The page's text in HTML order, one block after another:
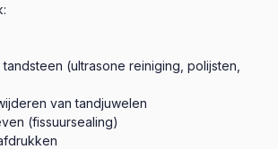
(ultrasone reiniging, polijsten,
van tandjuwelen
(fissuursealing)